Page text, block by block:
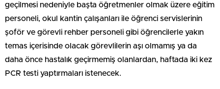
geçilmesi nedeniyle başta öğretmenler olmak üzere eğitim
personeli, okul kantin çalışanları ile öğrenci servislerinin
şoför ve görevli rehber personeli gibi öğrencilerle yakın
temas içerisinde olacak görevlilerin aşı olmamış ya da
daha önce hastalık geçirmemiş olanlardan, haftada iki kez
PCR testi yaptırmaları istenecek.